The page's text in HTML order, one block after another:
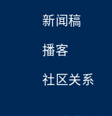
新闻稿
播客
社区关系